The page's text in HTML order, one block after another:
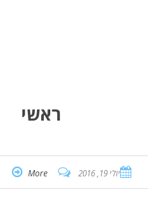
ראשי
יולי 19, 2016 More